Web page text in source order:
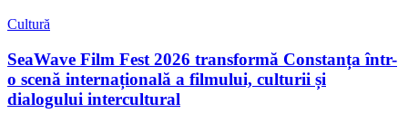
Cultură
SeaWave Film Fest 2026 transformă Constanța într-
o scenă internațională a filmului, culturii și
dialogului intercultural